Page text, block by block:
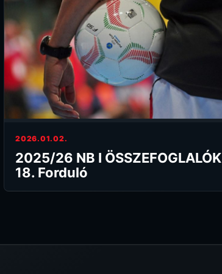
2026.01.02.
2025/26 NB I ÖSSZEFOGLALÓK
18. Forduló